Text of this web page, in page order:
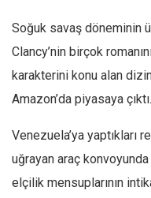
Soğuk savaş döneminin
Clancy’nin birçok
karakterini konu alan
Amazon’da piyasaya çıktı.
Venezuela’ya yaptıkları
uğrayan araç
elçilik mensuplarının